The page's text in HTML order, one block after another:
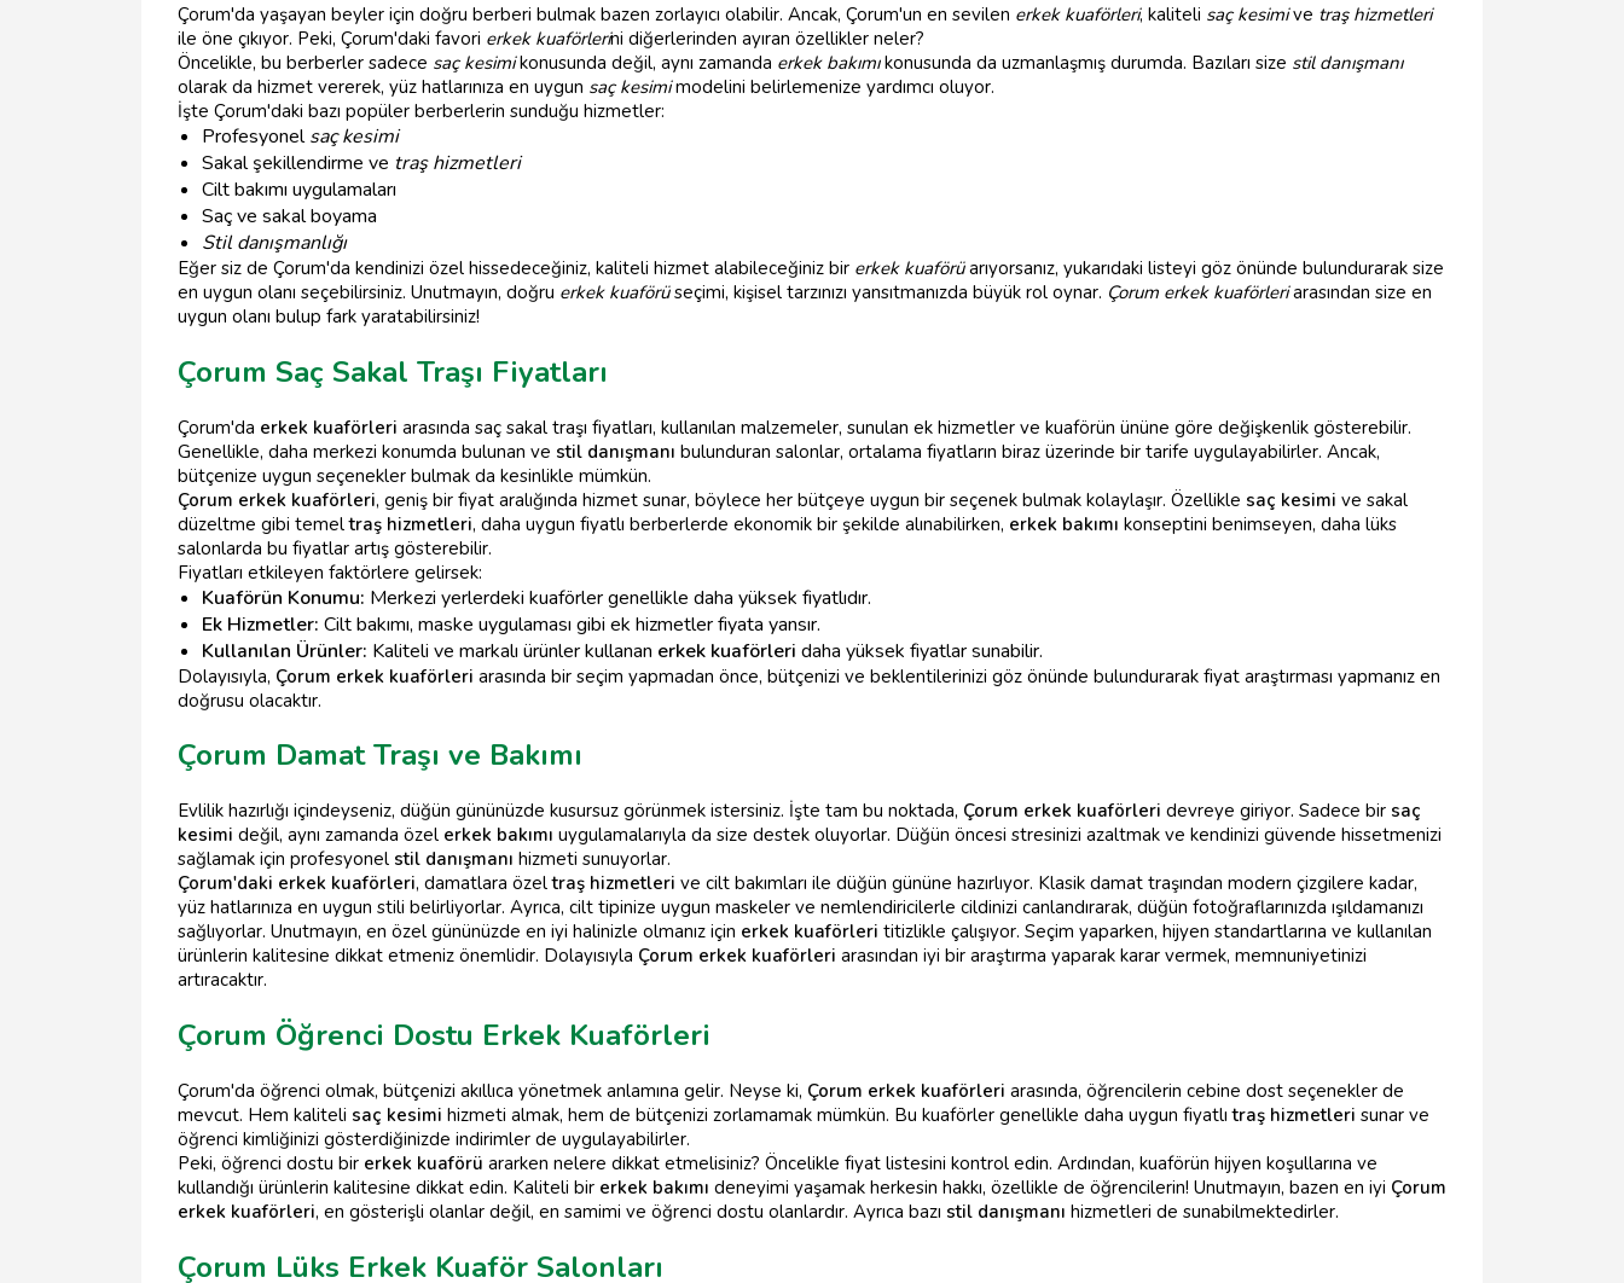
Çorum'da yaşayan beyler için doğru berberi bulmak bazen zorlayıcı olabilir. Ancak, Çorum'un en sevilen erkek kuaförleri, kaliteli saç kesimive traş hizmetleri
ile öne çıkıyor. Peki, Çorum'daki favori erkek kuaförlerini diğerlerinden ayıran özellikler neler?
Öncelikle, bu berberler sadece saç kesimikonusunda değil, aynı zamanda erkek bakımıkonusunda da uzmanlaşmış durumda. Bazıları size stil danışmanı
olarak da hizmet vererek, yüz hatlarınıza en uygun saç kesimimodelini belirlemenize yardımcı oluyor.
İşte Çorum'daki bazı popüler berberlerin sunduğu hizmetler:
Profesyonelsaç kesimi
Sakal şekillendirme ve traş hizmetleri
Cilt bakımı uygulamaları
Saç ve sakal boyama
Stil danışmanlığı
Eğer siz de Çorum'da kendinizi özel hissedeceğiniz, kaliteli hizmet alabileceğiniz bir erkek kuaförüarıyorsanız, yukarıdaki listeyi göz önünde bulundurarak size
en uygun olanı seçebilirsiniz. Unutmayın, doğru erkek kuaförüseçimi, kişisel tarzınızı yansıtmanızda büyük rol oynar. Çorum erkek kuaförleriarasından size en
uygun olanı bulup fark yaratabilirsiniz!
Çorum Saç Sakal Traşı Fiyatları
Çorum'da erkek kuaförleri arasında saç sakal traşı fiyatları, kullanılan malzemeler, sunulan ek hizmetler ve kuaförün ününe göre değişkenlik gösterebilir.
Genellikle, daha merkezi konumda bulunan ve stil danışmanı bulunduran salonlar, ortalama fiyatların biraz üzerinde bir tarife uygulayabilirler. Ancak,
bütçenize uygun seçenekler bulmak da kesinlikle mümkün.
Çorum erkek kuaförleri, geniş bir fiyat aralığında hizmet sunar, böylece her bütçeye uygun bir seçenek bulmak kolaylaşır. Özellikle saç kesimi ve sakal
düzeltme gibi temeltraş hizmetleri, daha uygun fiyatlı berberlerde ekonomik bir şekilde alınabilirken, erkek bakımı konseptini benimseyen, daha lüks
salonlarda bu fiyatlar artış gösterebilir.
Fiyatları etkileyen faktörlere gelirsek:
Kuaförün Konumu: Merkezi yerlerdeki kuaförler genellikle daha yüksek fiyatlıdır.
Ek Hizmetler: Cilt bakımı, maske uygulaması gibi ek hizmetler fiyata yansır.
Kullanılan Ürünler: Kaliteli ve markalı ürünler kullanan erkek kuaförleri daha yüksek fiyatlar sunabilir.
Dolayısıyla, Çorum erkek kuaförleri arasında bir seçim yapmadan önce, bütçenizi ve beklentilerinizi göz önünde bulundurarak fiyat araştırması yapmanız en
doğrusu olacaktır.
Çorum Damat Traşı ve Bakımı
Evlilik hazırlığı içindeyseniz, düğün gününüzde kusursuz görünmek istersiniz. İşte tam bu noktada, Çorum erkek kuaförleri devreye giriyor. Sadece bir saç
kesimi değil, aynı zamanda özel erkek bakımı uygulamalarıyla da size destek oluyorlar. Düğün öncesi stresinizi azaltmak ve kendinizi güvende hissetmenizi
sağlamak için profesyonel stil danışmanı hizmeti sunuyorlar.
Çorum'daki erkek kuaförleri, damatlara özeltraş hizmetleri ve cilt bakımları ile düğün gününe hazırlıyor. Klasik damat traşından modern çizgilere kadar,
yüz hatlarınıza en uygun stili belirliyorlar. Ayrıca, cilt tipinize uygun maskeler ve nemlendiricilerle cildinizi canlandırarak, düğün fotoğraflarınızda ışıldamanızı
sağlıyorlar. Unutmayın, en özel gününüzde en iyi halinizle olmanız için erkek kuaförleri titizlikle çalışıyor. Seçim yaparken, hijyen standartlarına ve kullanılan
ürünlerin kalitesine dikkat etmeniz önemlidir. Dolayısıyla Çorum erkek kuaförleri arasından iyi bir araştırma yaparak karar vermek, memnuniyetinizi
artıracaktır.
Çorum Öğrenci Dostu Erkek Kuaförleri
Çorum'da öğrenci olmak, bütçenizi akıllıca yönetmek anlamına gelir. Neyse ki, Çorum erkek kuaförleri arasında, öğrencilerin cebine dost seçenekler de
mevcut. Hem kaliteli saç kesimi hizmeti almak, hem de bütçenizi zorlamamak mümkün. Bu kuaförler genellikle daha uygun fiyatlıtraş hizmetleri sunar ve
öğrenci kimliğinizi gösterdiğinizde indirimler de uygulayabilirler.
Peki, öğrenci dostu bir erkek kuaförü ararken nelere dikkat etmelisiniz? Öncelikle fiyat listesini kontrol edin. Ardından, kuaförün hijyen koşullarına ve
kullandığı ürünlerin kalitesine dikkat edin. Kaliteli bir erkek bakımı deneyimi yaşamak herkesin hakkı, özellikle de öğrencilerin! Unutmayın, bazen en iyi Çorum
erkek kuaförleri, en gösterişli olanlar değil, en samimi ve öğrenci dostu olanlardır. Ayrıca bazı stil danışmanı hizmetleri de sunabilmektedirler.
Çorum Lüks Erkek Kuaför Salonları